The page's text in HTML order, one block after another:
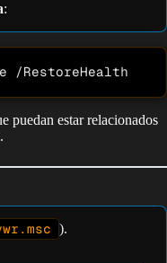
:
puedan estar relacionados
).